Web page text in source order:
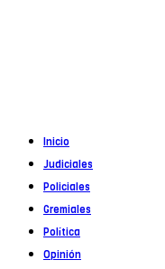
Inicio
Judiciales
Policiales
Gremiales
Política
Opinión